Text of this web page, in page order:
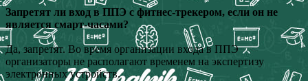
Запретят ли вход в ППЭ с фитнес-трекером, если он не
является смарт-часами?
Да, запретят. Во время организации входа в ППЭ
организаторы не располагают временем на экспертизу
электронных устройств.